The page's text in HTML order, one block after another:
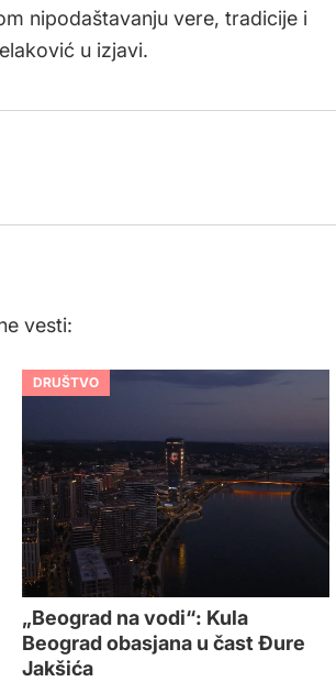
nipodaštavanju vere, tradicije i
u izjavi.
vesti:
DRUŠTVO
„Beograd na vodi“: Kula
Beograd obasjana u čast Đure
Jakšića